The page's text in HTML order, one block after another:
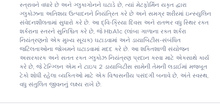
સ્ત્રાવને વધારે છે અને ગ્લુકાગોનને ઘટાડે છે, ત્યાં મેટફોર્મિન યકૃત દ્વારા
ગ્લુકોઝના અતિશય ઉત્પાદનને નિયંત્રિત કરે છે અને સમગ્ર શરીરમાં ઇન્સ્યુલિન
સંવેદનશીલતામાં સુધારો કરે છે. આ દ્વિ-ક્રિયા દિવસ અને રાતભર વધુ સ્થિર રક્ત
શર્કરાના સ્તરને સુનિશ્ચિત કરે છે, જે HbA1c (લાંબા ગાળાના રક્ત શર્કરા
નિયંત્રણનો એક મુખ્ય સૂચક) ઘટાડવામાં અને ડાયાબિટીસ-સંબંધિત
જટિલતાઓના જોખમને ઘટાડવામાં મદદ કરે છે. આ શક્તિશાળી સંયોજન
અસરકારક અને સતત રક્ત ગ્લુકોઝ નિયંત્રણ પ્રદાન કરવા માટે એકસાથે કાર્ય
કરે છે, જે ટેન્ગ્લિન એમ ને ટાઇપ 2 ડાયાબિટીસ સામેની તેમની લડાઈમાં મજબૂત
ટેકો શોધી રહેલા વ્યક્તિઓ માટે એક વિશ્વસનીય પસંદગી બનાવે છે, અંતે સ્વસ્થ,
વધુ સંતુલિત જીવનનું લક્ષ્ય રાખે છે.